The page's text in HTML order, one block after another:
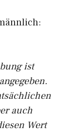
ist
auch
Wert